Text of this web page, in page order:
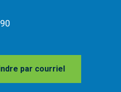
par courriel